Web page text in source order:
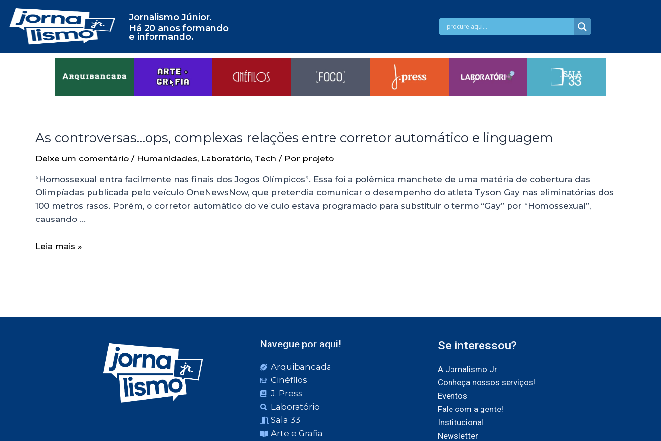
Jornalismo Júnior.
Há 20 anos formando
e informando.
As controversas…ops, complexas relações entre corretor automático e linguagem
Deixe um comentário / Humanidades, Laboratório, Tech / Por projeto
“Homossexual entra facilmente nas finais dos Jogos Olímpicos”. Essa foi a polêmica manchete de uma matéria de cobertura das
Olimpíadas publicada pelo veículo OneNewsNow, que pretendia comunicar o desempenho do atleta Tyson Gay nas eliminatórias dos
100 metros rasos. Porém, o corretor automático do veículo estava programado para substituir o termo “Gay” por “Homossexual”,
causando …
Leia mais »
Navegue por aqui!
Arquibancada
Cinéfilos
J. Press
Laboratório
Sala 33
Arte e Grafia
Se interessou?
A Jornalismo Jr
Conheça nossos serviços!
Eventos
Fale com a gente!
Institucional
Newsletter